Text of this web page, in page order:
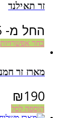
זר תאילנד
החל מ-
בחר אפשרויות
מארז זר
₪190
הוספה לסל